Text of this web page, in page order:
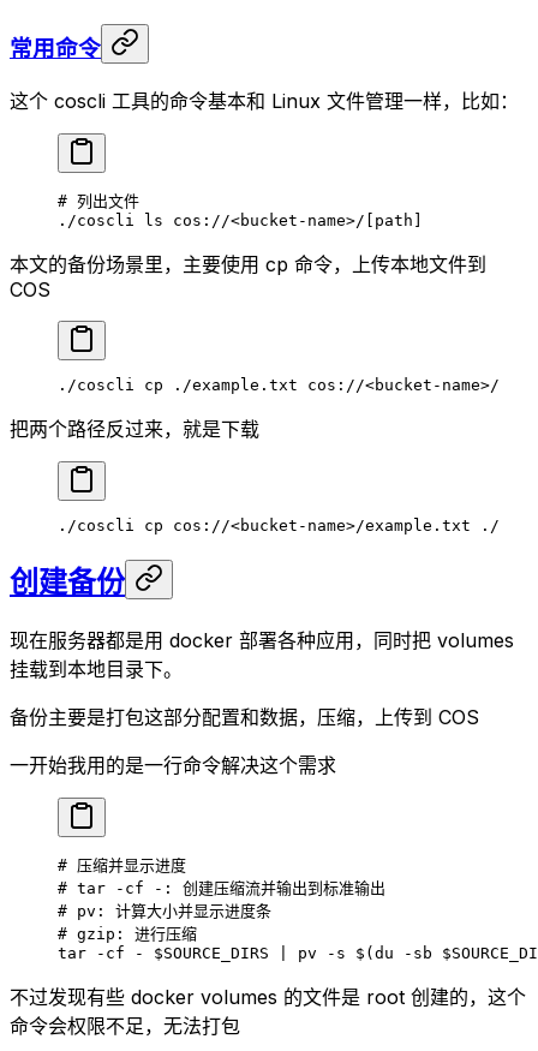
常用命令
这个 coscli 工具的命令基本和 Linux 文件管理一样，比如：
# 列出文件
./coscli ls cos://<bucket-name>/[path]
本文的备份场景里，主要使用 cp 命令，上传本地文件到
COS
./coscli cp ./example.txt cos://<bucket-name>/
把两个路径反过来，就是下载
./coscli cp cos://<bucket-name>/example.txt ./
创建备份
现在服务器都是用 docker 部署各种应用，同时把 volumes
挂载到本地目录下。
备份主要是打包这部分配置和数据，压缩，上传到 COS
一开始我用的是一行命令解决这个需求
# 压缩并显示进度
# tar -cf -: 创建压缩流并输出到标准输出
# pv: 计算大小并显示进度条
# gzip: 进行压缩
tar -cf - $SOURCE_DIRS pv -s $( du -sb
不过发现有些 docker volumes 的文件是 root 创建的，这个
命令会权限不足，无法打包